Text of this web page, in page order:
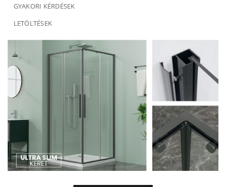
GYAKORI KÉRDÉSEK
LETÖLTÉSEK